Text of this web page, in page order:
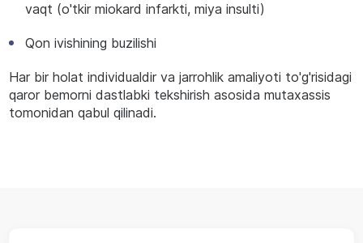
vaqt (o'tkir miokard infarkti, miya insulti)
Qon ivishining buzilishi
Har bir holat individualdir va jarrohlik amaliyoti to'g'risidagi
qaror bemorni dastlabki tekshirish asosida mutaxassis
tomonidan qabul qilinadi.